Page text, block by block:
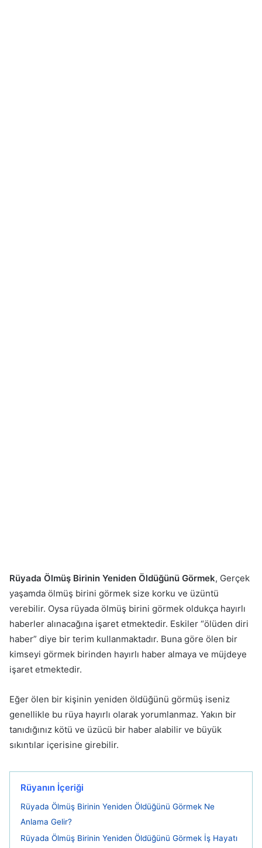
Rüyada Ölmüş Birinin Yeniden Öldüğünü Görmek, Gerçek
yaşamda ölmüş birini görmek size korku ve üzüntü
verebilir. Oysa rüyada ölmüş birini görmek oldukça hayırlı
haberler alınacağına işaret etmektedir. Eskiler “ölüden diri
haber” diye bir terim kullanmaktadır. Buna göre ölen bir
kimseyi görmek birinden hayırlı haber almaya ve müjdeye
işaret etmektedir.
Eğer ölen bir kişinin yeniden öldüğünü görmüş iseniz
genellikle bu rüya hayırlı olarak yorumlanmaz. Yakın bir
tanıdığınız kötü ve üzücü bir haber alabilir ve büyük
sıkıntılar içerisine girebilir.
Rüyanın İçeriği
Rüyada Ölmüş Birinin Yeniden Öldüğünü Görmek Ne
Anlama Gelir?
Rüyada Ölmüş Birinin Yeniden Öldüğünü Görmek İş Hayatı